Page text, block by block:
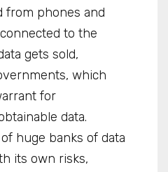
from phones and
to the
gets sold,
which
for
data.
huge banks of data
its own risks,